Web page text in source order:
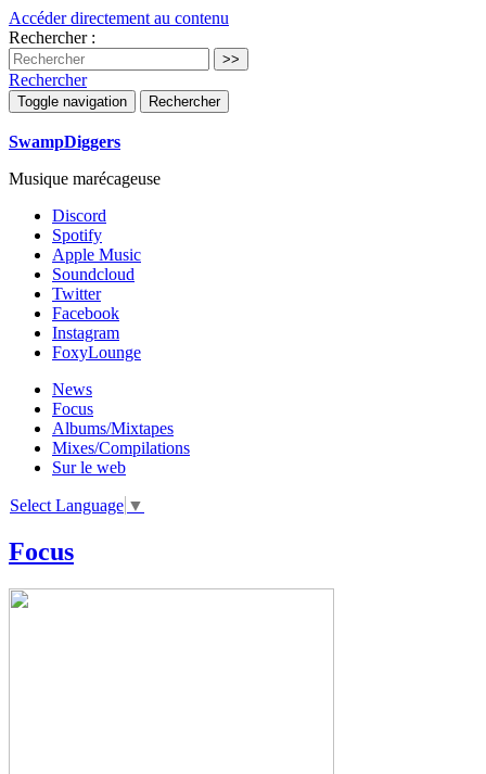
Accéder directement au contenu
Rechercher :
Rechercher
Toggle navigation Rechercher
SwampDiggers
Musique marécageuse
Discord
Spotify
Apple Music
Soundcloud
Twitter
Facebook
Instagram
FoxyLounge
News
Focus
Albums/Mixtapes
Mixes/Compilations
Sur le web
Select Language ▼
Focus